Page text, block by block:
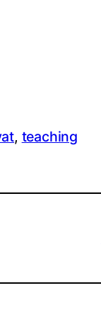
, teaching